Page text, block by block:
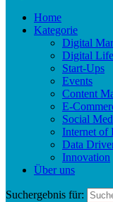
Home
Kategorie
Digital
Digital Life
Start-Ups
Events
Content
E-
Social
Internet of
Data
Innovation
Über uns
Suchergebnis für: